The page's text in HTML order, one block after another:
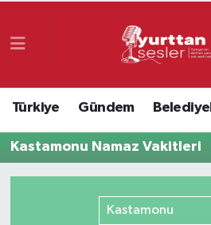
Türkiye Gündem
Kastamonu Namaz Vakitleri
Kastamonu
Namaz Vakitleri
Süper Lig Puan Durumu ve
Son Dakika Haberleri